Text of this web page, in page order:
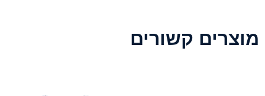
מוצרים קשורים